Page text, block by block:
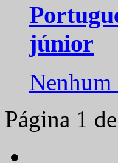
júnior
Nenhum
Página 1